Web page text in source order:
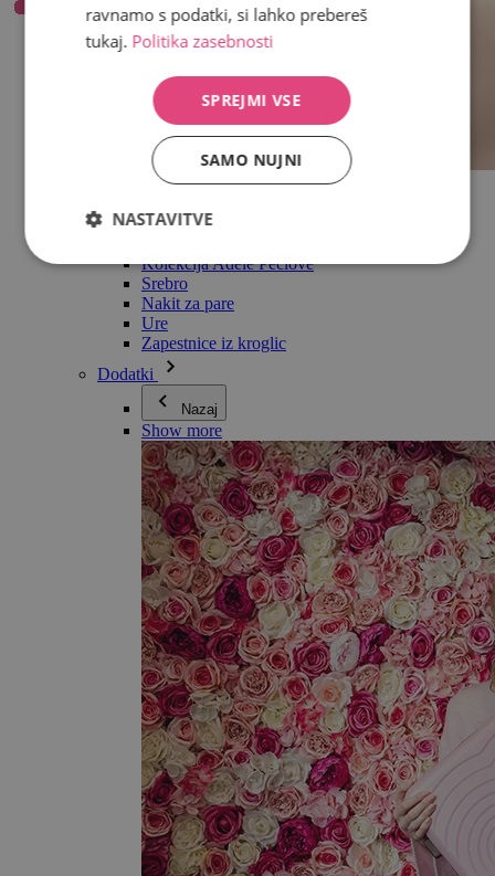
Vse v kategoriji Nakit
Zapestnice
Kolekcija Adéle Pečlové
Srebro
Nakit za pare
Ure
Zapestnice iz kroglic
Dodatki
Nazaj
Show more
ravnamo s podatki, si lahko prebereš
tukaj. Politika zasebnosti
SPREJMI VSE
SAMO NUJNI
NASTAVITVE